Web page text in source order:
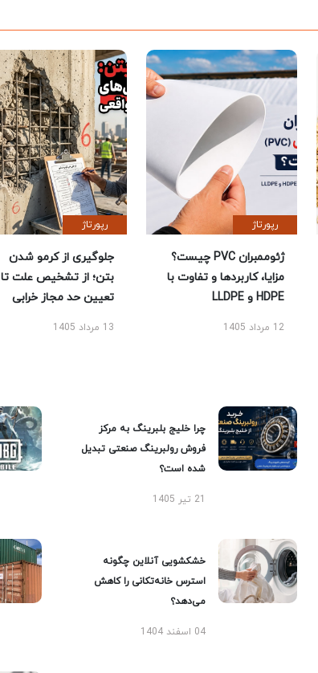
رپورتاژ
ژئوممبران PVC چیست؟
مزایا، کاربردها و تفاوت با
HDPE و LLDPE
12 مرداد 1405
رپورتاژ
جلوگیری از کرمو شدن
بتن؛ از تشخیص علت تا
تعیین حد مجاز خرابی
13 مرداد 1405
چرا خلیج بلبرینگ به مرکز
فروش رولبرینگ صنعتی تبدیل
شده است؟
21 تیر 1405
خشکشویی آنلاین چگونه
استرس خانه‌تکانی را کاهش
می‌دهد؟
04 اسفند 1404